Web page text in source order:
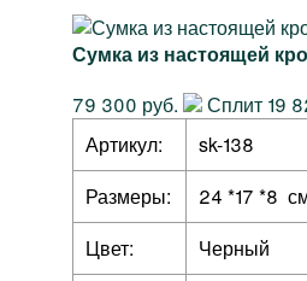
Сумка из настоящей
79 300 руб.
Сплит 19
Артикул:
sk-138
Размеры:
24 *17 *8
Цвет:
Черный